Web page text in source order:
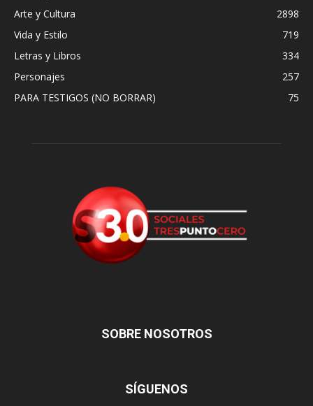
Arte y Cultura
2898
Vida y Estilo
719
Letras y Libros
334
Personajes
257
PARA TESTIGOS (NO BORRAR)
75
SOBRE NOSOTROS
SÍGUENOS